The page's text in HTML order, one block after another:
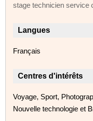
stage technicien service
Langues
Français
Centres d'intérêts
Voyage, Sport,
Nouvelle technologie et